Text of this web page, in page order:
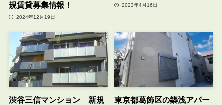
規賃貸募集情報！
2024年12月19日
2023年4月16日
渋谷三信マンション 新規
東京都葛飾区の築浅アパー